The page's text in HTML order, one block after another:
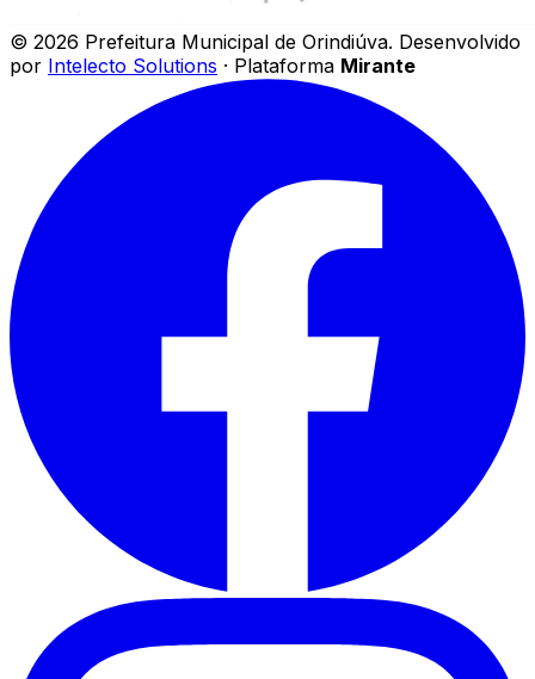
© 2026 Prefeitura Municipal de Orindiúva. Desenvolvido
por Intelecto Solutions · Plataforma Mirante